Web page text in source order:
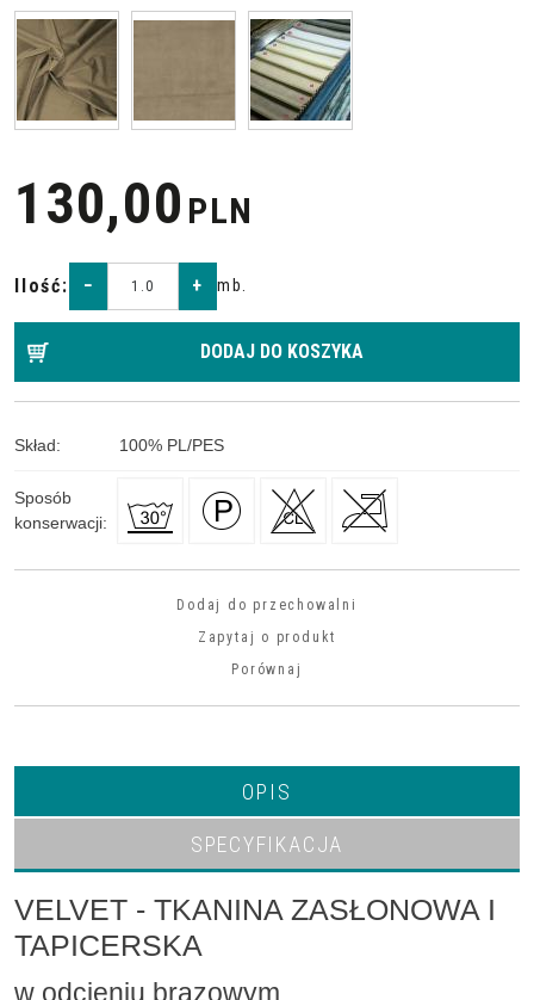
130,00 PLN
Ilość: − + mb.
DODAJ DO KOSZYKA
Skład: 100% PL/PES
Sposób
konserwacji:
Dodaj do przechowalni
Zapytaj o produkt
Porównaj
OPIS
SPECYFIKACJA
VELVET - TKANINA ZASŁONOWA I
TAPICERSKA
w odcieniu brązowym